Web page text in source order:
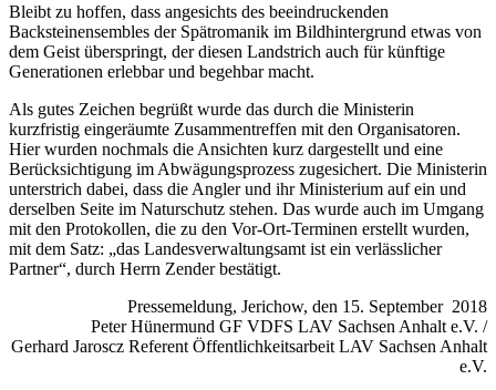
Bleibt zu hoffen, dass angesichts des beeindruckenden
Backsteinensembles der Spätromanik im Bildhintergrund etwas von
dem Geist überspringt, der diesen Landstrich auch für künftige
Generationen erlebbar und begehbar macht.
Als gutes Zeichen begrüßt wurde das durch die Ministerin
kurzfristig eingeräumte Zusammentreffen mit den Organisatoren.
Hier wurden nochmals die Ansichten kurz dargestellt und eine
Berücksichtigung im Abwägungsprozess zugesichert. Die Ministerin
unterstrich dabei, dass die Angler und ihr Ministerium auf ein und
derselben Seite im Naturschutz stehen. Das wurde auch im Umgang
mit den Protokollen, die zu den Vor-Ort-Terminen erstellt wurden,
mit dem Satz: „das Landesverwaltungsamt ist ein verlässlicher
Partner“, durch Herrn Zender bestätigt.
Pressemeldung, Jerichow, den 15. September 2018
Peter Hünermund GF VDFS LAV Sachsen Anhalt e.V. /
Gerhard Jaroscz Referent Öffentlichkeitsarbeit LAV Sachsen Anhalt
e.V.